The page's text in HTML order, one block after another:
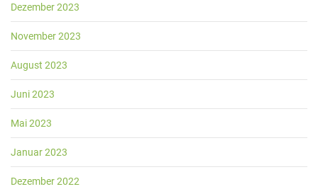
Dezember 2023
November 2023
August 2023
Juni 2023
Mai 2023
Januar 2023
Dezember 2022